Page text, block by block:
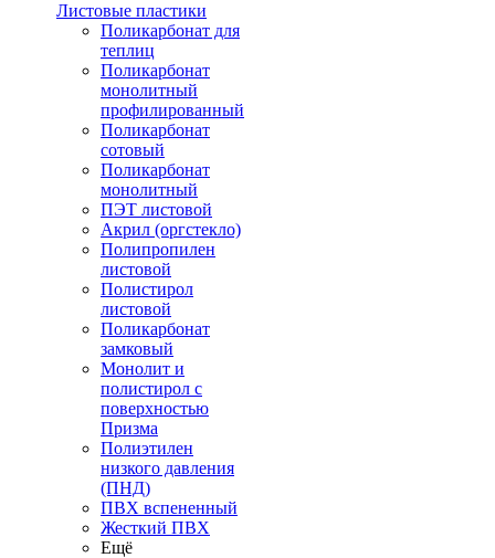
Листовые пластики
Поликарбонат для
теплиц
Поликарбонат
монолитный
профилированный
Поликарбонат
сотовый
Поликарбонат
монолитный
ПЭТ листовой
Акрил (оргстекло)
Полипропилен
листовой
Полистирол
листовой
Поликарбонат
замковый
Монолит и
полистирол с
поверхностью
Призма
Полиэтилен
низкого давления
(ПНД)
ПВХ вспененный
Жесткий ПВХ
Ещё